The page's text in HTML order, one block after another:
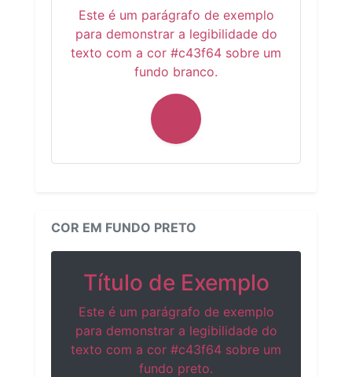
Este é um parágrafo de exemplo
para demonstrar a legibilidade do
texto com a cor #c43f64 sobre um
fundo branco.
COR EM FUNDO PRETO
Título de Exemplo
Este é um parágrafo de exemplo
para demonstrar a legibilidade do
texto com a cor #c43f64 sobre um
fundo preto.